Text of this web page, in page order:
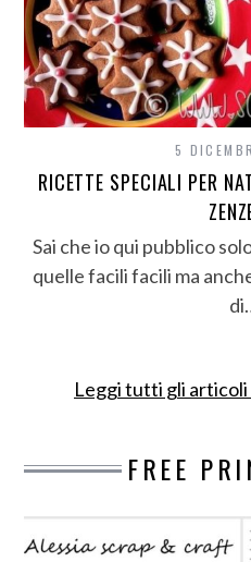
5
RICETTE SPECIALI PER
Sai che io qui pubblico
quelle facili facili ma
Leggi tutti gli
FREE